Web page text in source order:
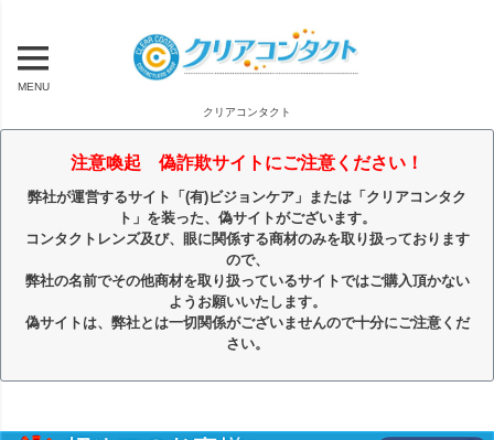
MENU
クリアコンタクト
注意喚起 偽詐欺サイトにご注意ください！
弊社が運営するサイト「(有)ビジョンケア」または「クリアコンタク
ト」を装った、偽サイトがございます。
コンタクトレンズ及び、眼に関係する商材のみを取り扱っております
ので、
弊社の名前でその他商材を取り扱っているサイトではご購入頂かない
ようお願いいたします。
偽サイトは、弊社とは一切関係がございませんので十分にご注意くだ
さい。